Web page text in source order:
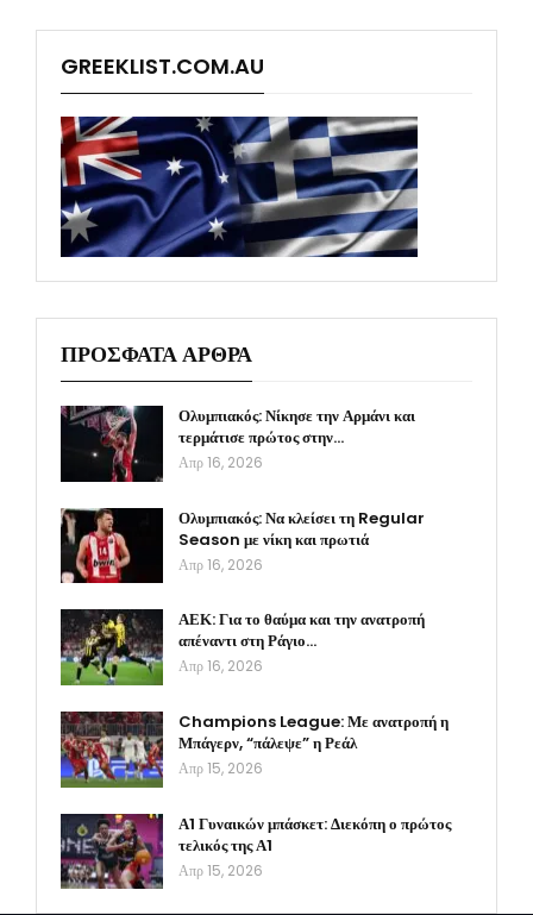
GREEKLIST.COM.AU
ΠΡΟΣΦΑΤΑ ΑΡΘΡΑ
Ολυμπιακός: Νίκησε την Αρμάνι και
τερμάτισε πρώτος στην…
Απρ 16, 2026
Ολυμπιακός: Να κλείσει τη Regular
Season με νίκη και πρωτιά
Απρ 16, 2026
ΑΕΚ: Για το θαύμα και την ανατροπή
απέναντι στη Ράγιο…
Απρ 16, 2026
Champions League: Με ανατροπή η
Μπάγερν, “πάλεψε” η Ρεάλ
Απρ 15, 2026
Α1 Γυναικών μπάσκετ: Διεκόπη ο πρώτος
τελικός της Α1
Απρ 15, 2026